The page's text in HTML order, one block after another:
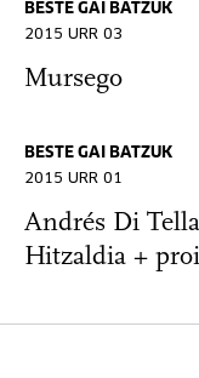
BESTE GAI BATZUK
2015 URR 03
Mursego
BESTE GAI BATZUK
2015 URR 01
Andrés Di
Hitzaldia +